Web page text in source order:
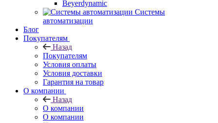
Beyerdynamic
Системы
автоматизации
Блог
Покупателям
Назад
Покупателям
Условия оплаты
Условия доставки
Гарантия на товар
О компании
Назад
О компании
О компании